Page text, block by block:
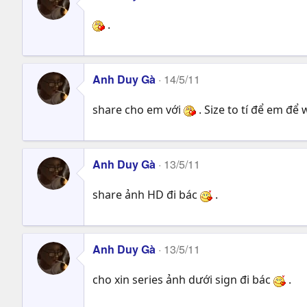
.
Anh Duy Gà 14/5/11
share cho em với . Size to tí để em để
Anh Duy Gà 13/5/11
share ảnh HD đi bác .
Anh Duy Gà 13/5/11
cho xin series ảnh dưới sign đi bác .